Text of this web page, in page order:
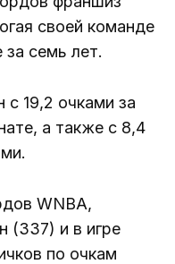
своей команде
семь лет.
с 19,2 очками за
а также с 8,4
WNBA,
(337) и в игре
по очкам